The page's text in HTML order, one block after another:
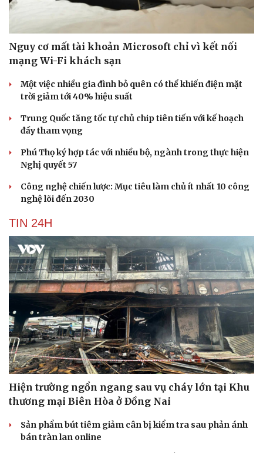
Cải chính
Nguy cơ mất tài khoản Microsoft chỉ vì kết nối
mạng Wi-Fi khách sạn
Một việc nhiều gia đình bỏ quên có thể khiến điện mặt
trời giảm tới 40% hiệu suất
Trung Quốc tăng tốc tự chủ chip tiên tiến với kế hoạch
đầy tham vọng
Phú Thọ ký hợp tác với nhiều bộ, ngành trong thực hiện
Nghị quyết 57
Công nghệ chiến lược: Mục tiêu làm chủ ít nhất 10 công
nghệ lõi đến 2030
TIN 24H
Hiện trường ngổn ngang sau vụ cháy lớn tại Khu
thương mại Biên Hòa ở Đồng Nai
Sản phẩm bút tiêm giảm cân bị kiểm tra sau phản ánh
bán tràn lan online